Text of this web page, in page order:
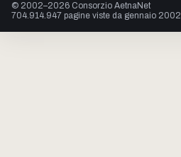
© 2002–2026 Consorzio AetnaNet
704.914.947 pagine viste da gennaio 2002